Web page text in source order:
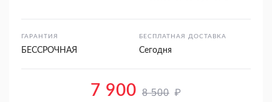
ГАРАНТИЯ
БЕССРОЧНАЯ
БЕСПЛАТНАЯ ДОСТАВКА
Сегодня
7 900 8 500 ₽